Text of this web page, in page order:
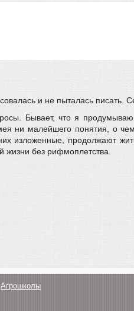
и не пыталась писать.
Бывает, что я
ни малейшего понятия, о
изложенные, продолжают
без рифмоплетства.
Агрошколы